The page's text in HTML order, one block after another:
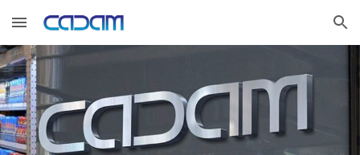
Skip to main content Skip to navigation